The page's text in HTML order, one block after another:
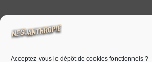
Acceptez-vous le dépôt de cookies fonctionnels ?
POLITIQUE DE CONFIDENTIALITÉ